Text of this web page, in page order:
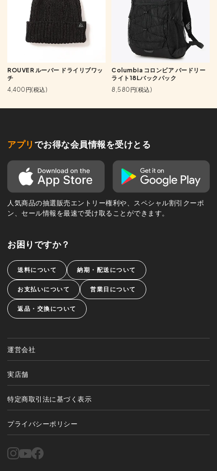
ROUVER ルーバー ドライリブワッ
チ
4,400円(税込)
Columbia コロンビア バードリー
ライト18Lバックパック
8,580円(税込)
アプリ でお得な会員情報を受けとる
人気商品の抽選販売エントリー権利や、スペシャル割引クーポ
ン、セール情報を最速で受け取ることができます。
お困りですか？
送料について 納期・配送について
お支払いについて 営業日について
返品・交換について
運営会社
実店舗
特定商取引法に基づく表示
プライバシーポリシー